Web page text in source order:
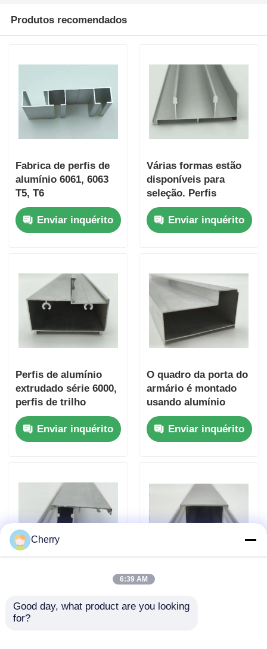
Produtos recomendados
Fabrica de perfis de
alumínio 6061, 6063
T5, T6
Enviar inquérito
Várias formas estão
disponíveis para
seleção. Perfis
extrudados de
alumínio com
revestimento em pó
Enviar inquérito
Perfis de alumínio
extrudado série 6000,
perfis de trilho
inferior para portas
de correr e de abrir
em liga de alumínio
Enviar inquérito
O quadro da porta do
armário é montado
usando alumínio
extrudido para o
quadro da porta do
armário.
Enviar inquérito
Perfil de extrusão de
porta de janela de
correr de liga de
Perfis de alumínio
janelas de correr e de
Cherry
6:39 AM
Good day, what product are you looking
for?